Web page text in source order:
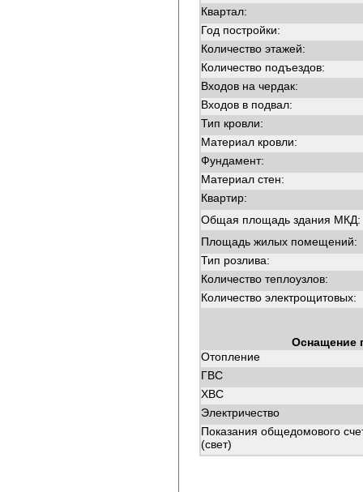
Квартал:
Год постройки:
Количество этажей:
Количество подъездов:
Входов на чердак:
Входов в подвал:
Тип кровли:
Материал кровли:
Фундамент:
Материал стен:
Квартир:
Общая площадь здания МКД:
Площадь жилых помещений:
Тип розлива:
Количество теплоузлов:
Количество электрощитовых:
Оснащение
Отопление
ГВС
ХВС
Электричество
Показания общедомового
(свет)